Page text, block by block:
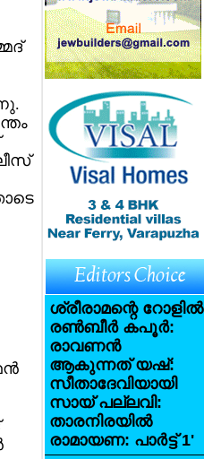
ശ്രീരാമന്റെ റോളില്‍
രണ്‍ബീര്‍ കപൂര്‍:
രാവണന്‍
ആകുന്നത് യഷ്:
സീതാദേവിയായി
സായ് പല്ലവി:
താരനിരയില്‍
രാമായണ: പാര്‍ട്ട് 1'